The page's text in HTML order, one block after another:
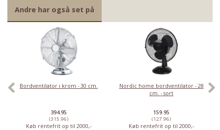
Andre har også set på
Bordventilator i krom - 30 cm.
394.95
(315.96)
Køb rentefrit op til 2000,-
Nordic home bordventilator - 28
cm. - sort
159.95
(127.96)
Køb rentefrit op til 2000,-